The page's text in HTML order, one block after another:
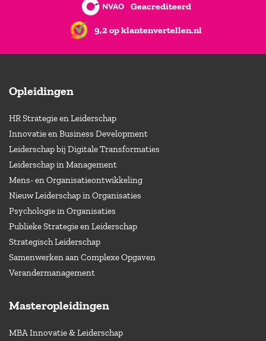
Geacrediteerd
9,2 op klantenvertellen.nl
Opleidingen
HR Strategie en Leiderschap
Innovatie en Business Development
Leiderschap bij Digitale Transformaties
Leiderschap in Management
Mens- en Organisatieontwikkeling
Nieuw Leiderschap in Organisaties
Psychologie in Organisaties
Publieke Strategie en Leiderschap
Strategisch Leiderschap
Samenwerken aan Complexe Opgaven
Verandermanagement
Masteropleidingen
MBA Innovatie & Leiderschap